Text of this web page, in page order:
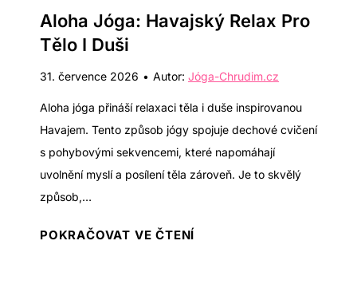
r
z
v
:
i
k
ů
p
Aloha Jóga: Havajský Relax Pro
Tělo I Duši
31. července 2026 • Autor: Jóga-Chrudim.cz
Aloha jóga přináší relaxaci těla i duše inspirovanou
Havajem. Tento způsob jógy spojuje dechové cvičení
s pohybovými sekvencemi, které napomáhají
uvolnění myslí a posílení těla zároveň. Je to skvělý
způsob,…
POKRAČOVAT VE ČTENÍ